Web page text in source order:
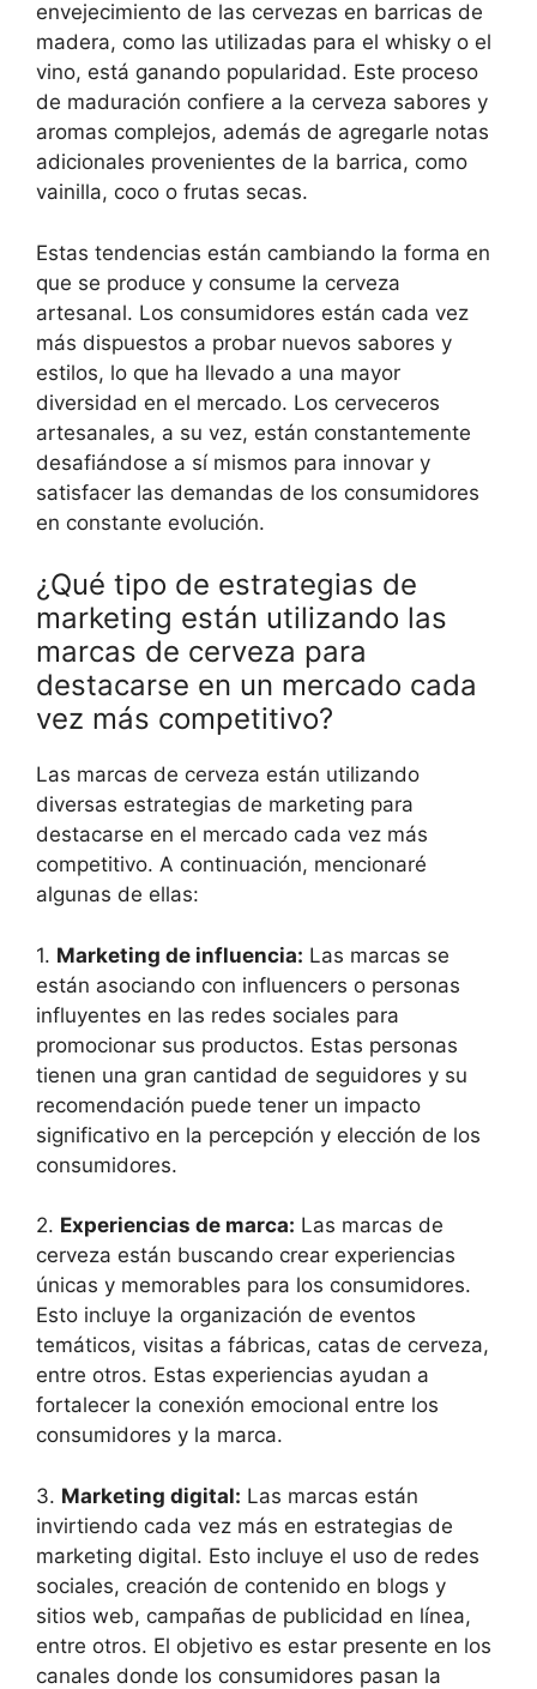
envejecimiento de las cervezas en barricas de
madera, como las utilizadas para el whisky o el
vino, está ganando popularidad. Este proceso
de maduración confiere a la cerveza sabores y
aromas complejos, además de agregarle notas
adicionales provenientes de la barrica, como
vainilla, coco o frutas secas.
Estas tendencias están cambiando la forma en
que se produce y consume la cerveza
artesanal. Los consumidores están cada vez
más dispuestos a probar nuevos sabores y
estilos, lo que ha llevado a una mayor
diversidad en el mercado. Los cerveceros
artesanales, a su vez, están constantemente
desafiándose a sí mismos para innovar y
satisfacer las demandas de los consumidores
en constante evolución.
¿Qué tipo de estrategias de
marketing están utilizando las
marcas de cerveza para
destacarse en un mercado cada
vez más competitivo?
Las marcas de cerveza están utilizando
diversas estrategias de marketing para
destacarse en el mercado cada vez más
competitivo. A continuación, mencionaré
algunas de ellas:
1. Marketing de influencia: Las marcas se
están asociando con influencers o personas
influyentes en las redes sociales para
promocionar sus productos. Estas personas
tienen una gran cantidad de seguidores y su
recomendación puede tener un impacto
significativo en la percepción y elección de los
consumidores.
2. Experiencias de marca: Las marcas de
cerveza están buscando crear experiencias
únicas y memorables para los consumidores.
Esto incluye la organización de eventos
temáticos, visitas a fábricas, catas de cerveza,
entre otros. Estas experiencias ayudan a
fortalecer la conexión emocional entre los
consumidores y la marca.
3. Marketing digital: Las marcas están
invirtiendo cada vez más en estrategias de
marketing digital. Esto incluye el uso de redes
sociales, creación de contenido en blogs y
sitios web, campañas de publicidad en línea,
entre otros. El objetivo es estar presente en los
canales donde los consumidores pasan la